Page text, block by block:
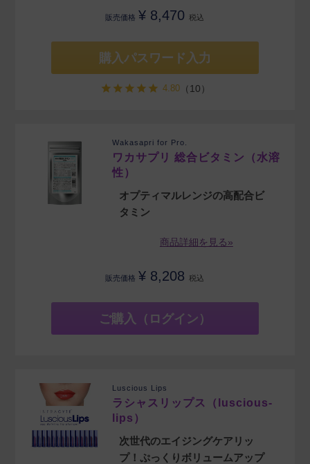
販売価格 ¥ 8,470 税込
購入パスワード入力
4.80（10）
Wakasapri for Pro.
ワカサプリ 総合ビタミン（水溶
性）
オプティマルレンジの高配合ビ
タミン
商品詳細を見る»
販売価格 ¥ 8,208 税込
ご購入（ログイン）
Luscious Lips
ラシャスリップス（luscious-
lips）
次世代のエイジングケアリッ
プ！ぷっくりボリュームアップ